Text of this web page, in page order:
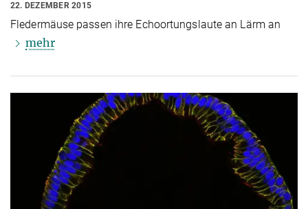
22. DEZEMBER 2015
Fledermäuse passen ihre Echoortungslaute an Lärm an
mehr